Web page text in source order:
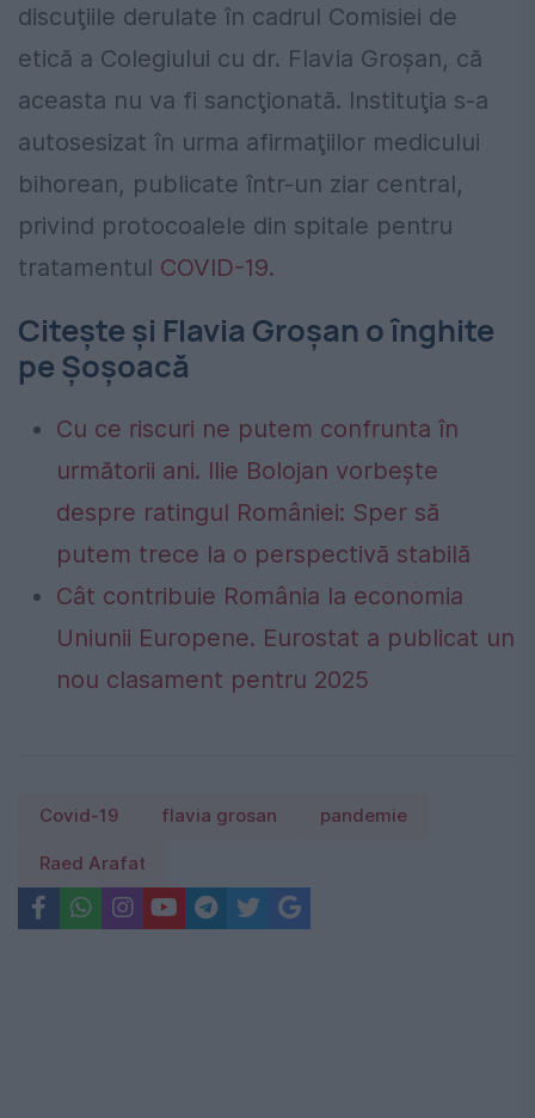
discuţiile derulate în cadrul Comisiei de
etică a Colegiului cu dr. Flavia Groşan, că
aceasta nu va fi sancţionată. Instituţia s-a
autosesizat în urma afirmaţiilor medicului
bihorean, publicate într-un ziar central,
privind protocoalele din spitale pentru
tratamentul COVID-19.
Citește și Flavia Groșan o înghite
pe Șoșoacă
Cu ce riscuri ne putem confrunta în
următorii ani. Ilie Bolojan vorbește
despre ratingul României: Sper să
putem trece la o perspectivă stabilă
Cât contribuie România la economia
Uniunii Europene. Eurostat a publicat un
nou clasament pentru 2025
Covid-19 flavia grosan pandemie
Raed Arafat